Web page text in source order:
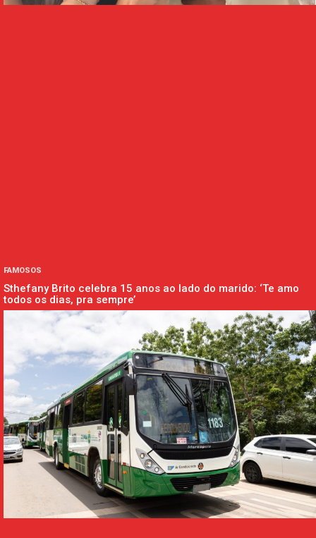
FAMOSOS
Sthefany Brito celebra 15 anos ao lado do marido: ‘Te amo
todos os dias, pra sempre’